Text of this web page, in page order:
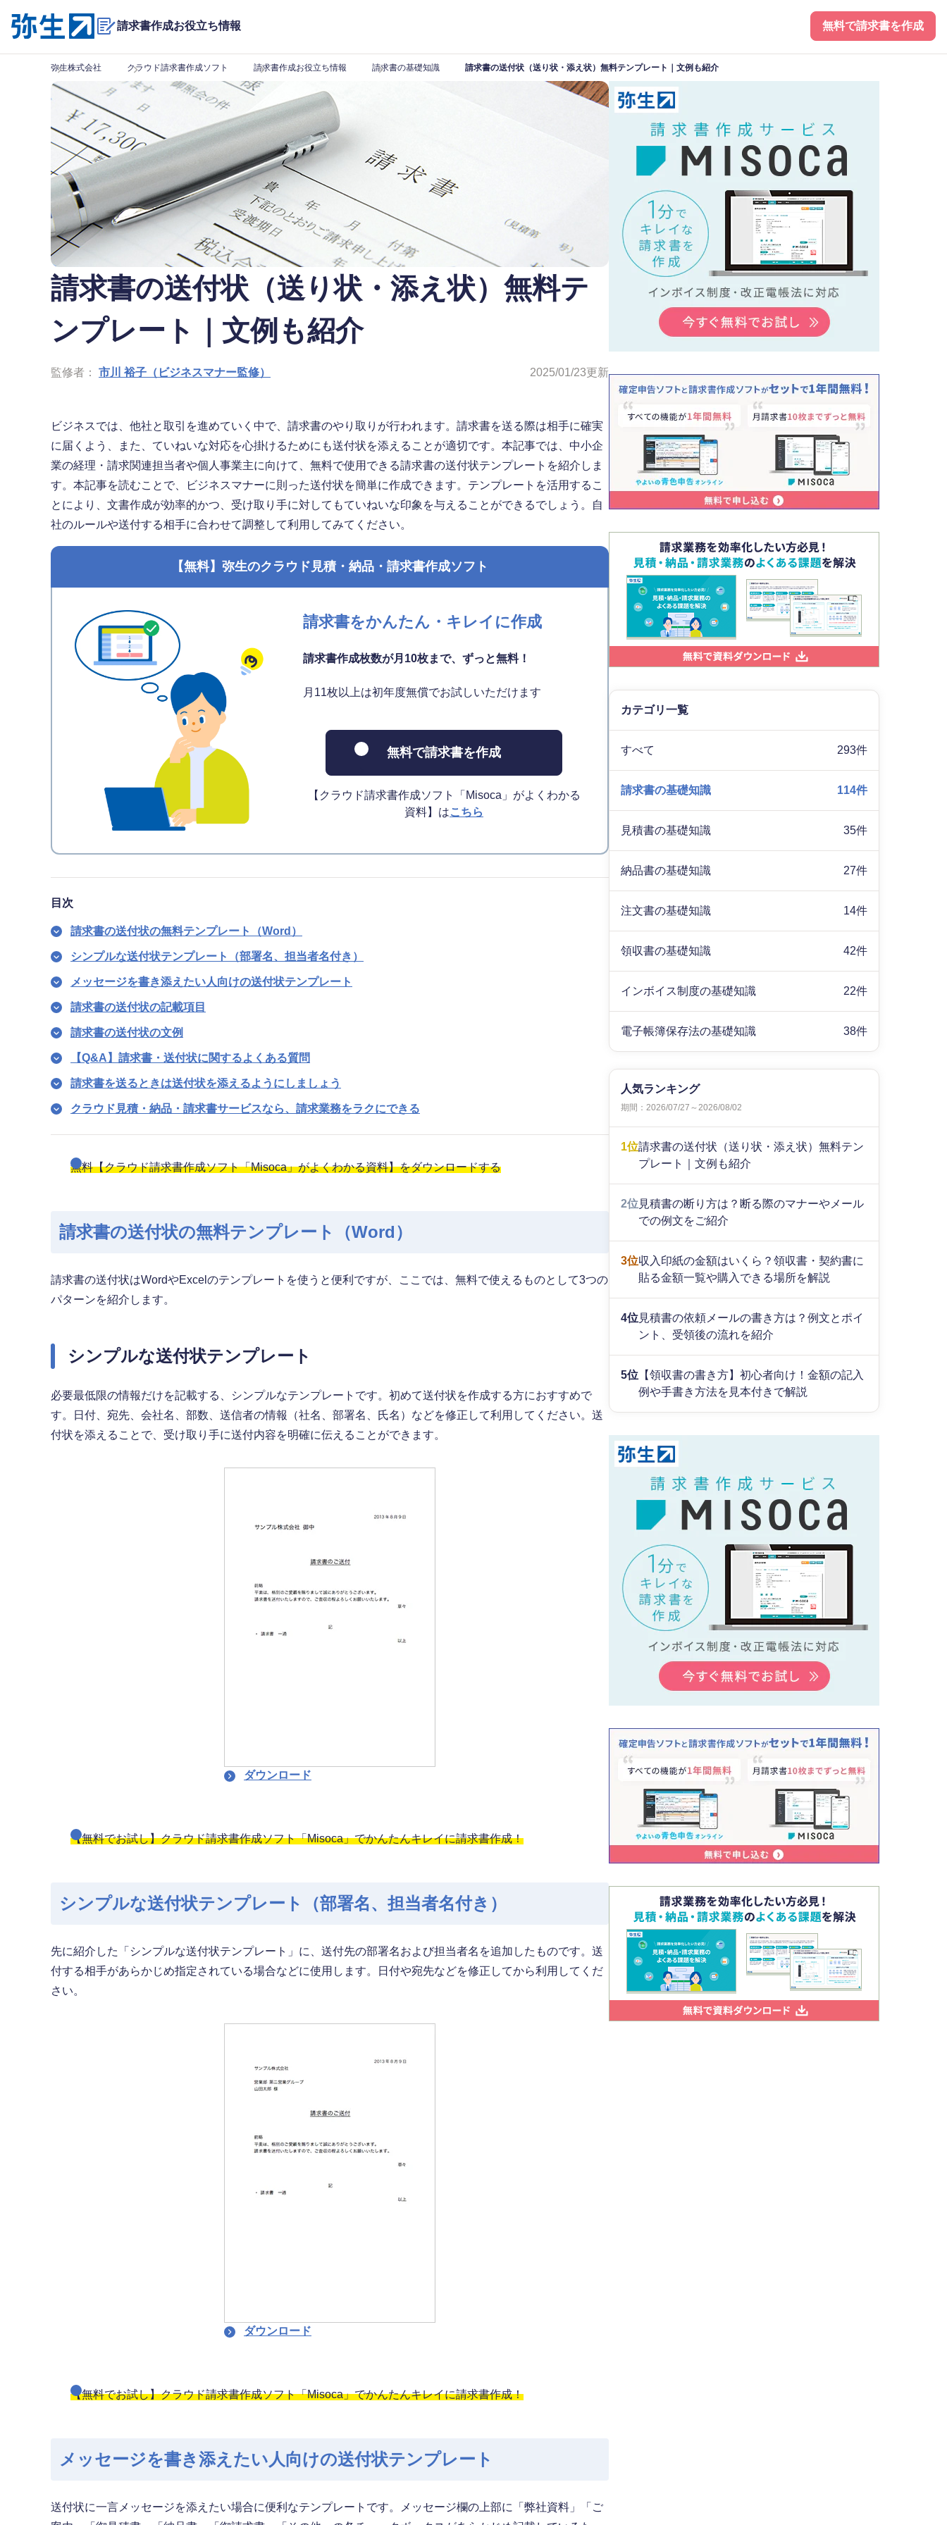
請求書作成お役立ち情報 無料で請求書を作成
弥生株式会社 クラウド請求書作成ソフト 請求書作成お役立ち情報 請求書の基礎知識 請求書の送付状（送り状・添え状）無料テンプレート｜文例も紹介
請求書の送付状（送り状・添え状）無料テ
ンプレート｜文例も紹介
監修者： 市川 裕子（ビジネスマナー監修） 2025/01/23更新
ビジネスでは、他社と取引を進めていく中で、請求書のやり取りが行われます。請求書を送る際は相手に確実
に届くよう、また、ていねいな対応を心掛けるためにも送付状を添えることが適切です。本記事では、中小企
業の経理・請求関連担当者や個人事業主に向けて、無料で使用できる請求書の送付状テンプレートを紹介しま
す。本記事を読むことで、ビジネスマナーに則った送付状を簡単に作成できます。テンプレートを活用するこ
とにより、文書作成が効率的かつ、受け取り手に対してもていねいな印象を与えることができるでしょう。自
社のルールや送付する相手に合わせて調整して利用してみてください。
【無料】弥生のクラウド見積・納品・請求書作成ソフト
請求書をかんたん・キレイに作成
請求書作成枚数が月10枚まで、ずっと無料！
月11枚以上は初年度無償でお試しいただけます
無料で請求書を作成
【クラウド請求書作成ソフト「Misoca」がよくわかる
資料】はこちら
目次
請求書の送付状の無料テンプレート（Word）
シンプルな送付状テンプレート（部署名、担当者名付き）
メッセージを書き添えたい人向けの送付状テンプレート
請求書の送付状の記載項目
請求書の送付状の文例
【Q&A】請求書・送付状に関するよくある質問
請求書を送るときは送付状を添えるようにしましょう
クラウド見積・納品・請求書サービスなら、請求業務をラクにできる
無料【クラウド請求書作成ソフト「Misoca」がよくわかる資料】をダウンロードする
請求書の送付状の無料テンプレート（Word）
請求書の送付状はWordやExcelのテンプレートを使うと便利ですが、ここでは、無料で使えるものとして3つの
パターンを紹介します。
シンプルな送付状テンプレート
必要最低限の情報だけを記載する、シンプルなテンプレートです。初めて送付状を作成する方におすすめで
す。日付、宛先、会社名、部数、送信者の情報（社名、部署名、氏名）などを修正して利用してください。送
付状を添えることで、受け取り手に送付内容を明確に伝えることができます。
ダウンロード
【無料でお試し】クラウド請求書作成ソフト「Misoca」でかんたんキレイに請求書作成！
シンプルな送付状テンプレート（部署名、担当者名付き）
先に紹介した「シンプルな送付状テンプレート」に、送付先の部署名および担当者名を追加したものです。送
付する相手があらかじめ指定されている場合などに使用します。日付や宛先などを修正してから利用してくだ
さい。
ダウンロード
【無料でお試し】クラウド請求書作成ソフト「Misoca」でかんたんキレイに請求書作成！
メッセージを書き添えたい人向けの送付状テンプレート
送付状に一言メッセージを添えたい場合に便利なテンプレートです。メッセージ欄の上部に「弊社資料」「ご
カテゴリ一覧
すべて 293件
請求書の基礎知識 114件
見積書の基礎知識 35件
納品書の基礎知識 27件
注文書の基礎知識 14件
領収書の基礎知識 42件
インボイス制度の基礎知識 22件
電子帳簿保存法の基礎知識 38件
人気ランキング
期間：2026/07/27～2026/08/02
1位請求書の送付状（送り状・添え状）無料テン
プレート｜文例も紹介
2位見積書の断り方は？断る際のマナーやメール
での例文をご紹介
3位収入印紙の金額はいくら？領収書・契約書に
貼る金額一覧や購入できる場所を解説
4位見積書の依頼メールの書き方は？例文とポイ
ント、受領後の流れを紹介
5位 【領収書の書き方】初心者向け！金額の記入
例や手書き方法を見本付きで解説